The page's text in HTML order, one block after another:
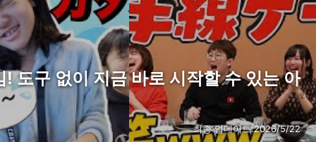
도구 없이 지금 바로 시작할 수 있는 아
최종 업데이트:2026/5/22